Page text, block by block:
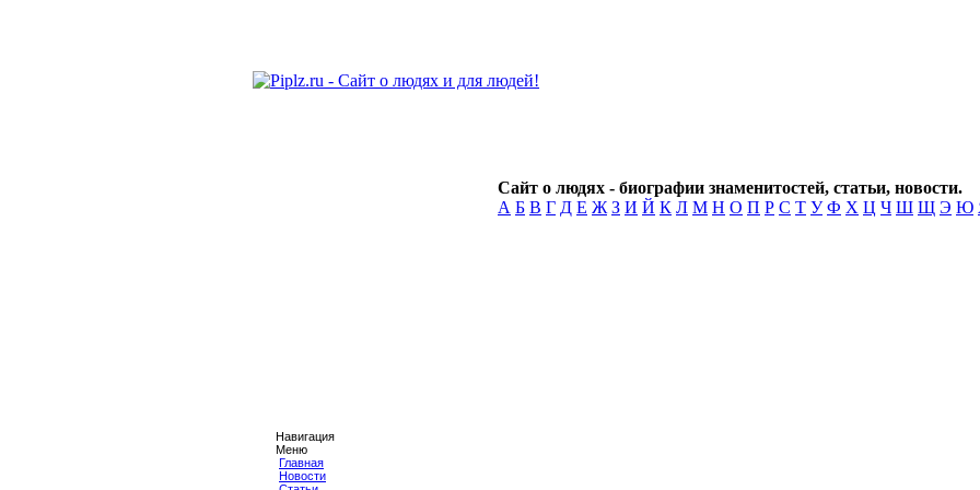
Сайт о людях - биографии знаменитостей, статьи, новости.
А Б В Г Д Е Ж З И Й К Л М Н О П Р С Т У Ф Х Ц Ч Ш Щ Э Ю
Навигация
Меню
Главная
Новости